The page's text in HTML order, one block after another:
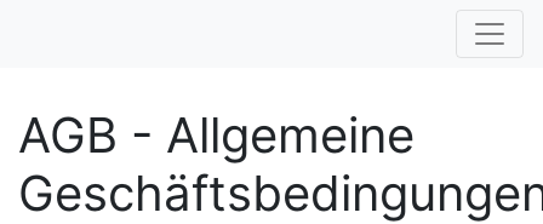
AGB - Allgemeine